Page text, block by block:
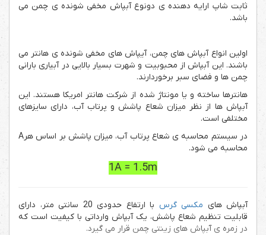
ثابت شاپ ارایه دهنده ی دونوع آبپاش مخفی شونده ی چمن می
باشد.
اولین انواع آبپاش های چمن، آیپاش های مخفی شونده ی هانتر می
باشند. این آبپاش از محبوبیت و شهرت بسیار بالایی در آبیاری بارانی
چمن ها و فضای سبر برخوردارند.
هانترها ساخته و یا مونتاژ شده از شرکت هانتر امریکا هستند. این
آبپاش ها از نظر میزان شعاع پاشش و پرتاب آب، دارای سایزهای
مختلفی است.
در سیستم محاسبه ی شعاع پرتاب آب، میزان پاشش بر اساس هرA
محاسبه می شود.
1A = 1.5m
آبپاش های مکسی گرس
با ارتفاع حدودی 20 سانتی متر، دارای
قابلیت تنظیم شعاع پاشش، یک آبپاش وارداتی با کیفیت است که
در زمره ی آبپاش های زینتی چمن قرار می گیرد.